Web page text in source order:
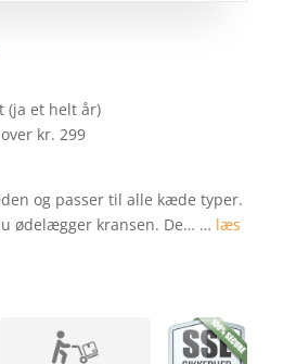
(ja et helt år)
kr. 299
og passer til alle kæde typer.
ødelægger kransen. De… … læs